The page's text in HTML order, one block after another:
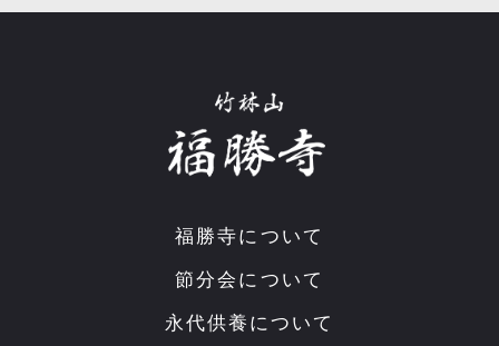
福勝寺について
節分会について
永代供養について